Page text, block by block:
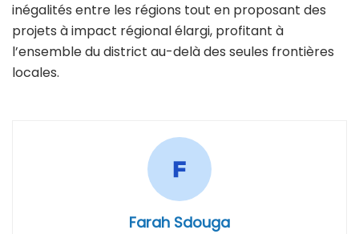
inégalités entre les régions tout en proposant des
projets à impact régional élargi, profitant à
l’ensemble du district au-delà des seules frontières
locales.
Farah Sdouga